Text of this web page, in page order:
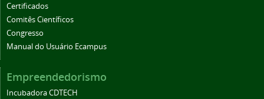
Certificados
Comitês Científicos
Congresso
Manual do Usuário Ecampus
Empreendedorismo
Incubadora CDTECH